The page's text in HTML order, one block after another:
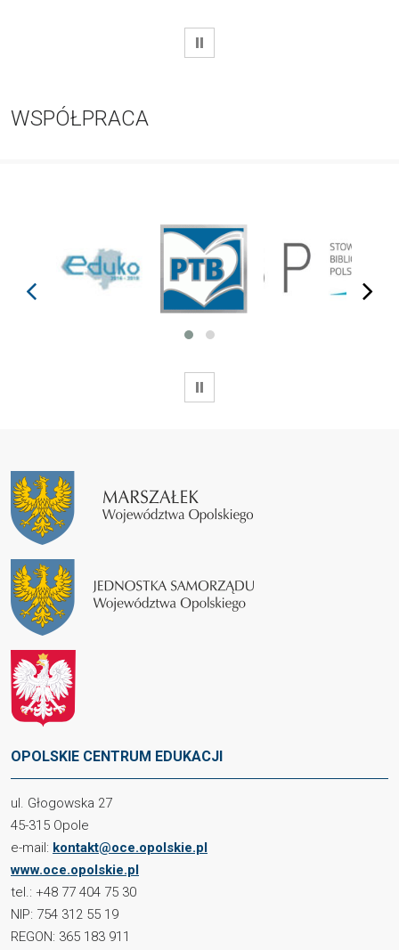
WSTRZYMAJ
WSPÓŁPRACA
prev next
WSTRZYMAJ
OPOLSKIE CENTRUM EDUKACJI
ul. Głogowska 27
45-315 Opole
e-mail: kontakt@oce.opolskie.pl
www.oce.opolskie.pl
tel.: +48 77 404 75 30
NIP: 754 312 55 19
REGON: 365 183 911